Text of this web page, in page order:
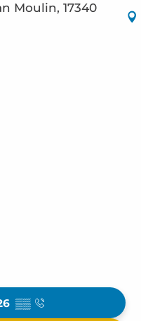
Moulin, 17340
▒▒